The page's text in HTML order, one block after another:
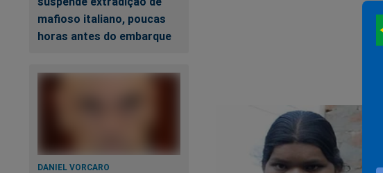
mafioso italiano, poucas
horas antes do embarque
DANIEL VORCARO